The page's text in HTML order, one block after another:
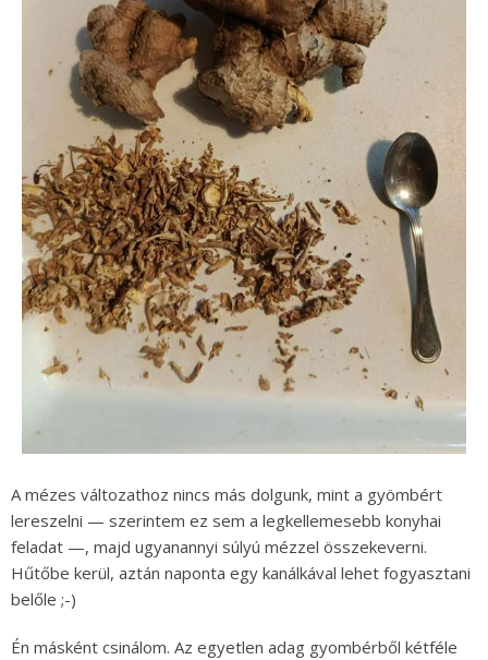
A mézes változathoz nincs más dolgunk, mint a gyömbért
lereszelni — szerintem ez sem a legkellemesebb konyhai
feladat —, majd ugyanannyi súlyú mézzel összekeverni.
Hűtőbe kerül, aztán naponta egy kanálkával lehet fogyasztani
belőle ;-)
Én másként csinálom. Az egyetlen adag gyombérből kétféle